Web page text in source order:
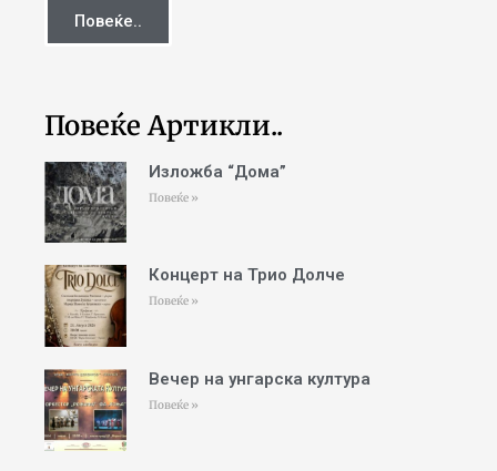
Повеќе..
Повеќе Артикли..
Изложба “Дома”
Повеќе »
Концерт на Трио Долче
Повеќе »
Вечер на унгарска култура
Повеќе »